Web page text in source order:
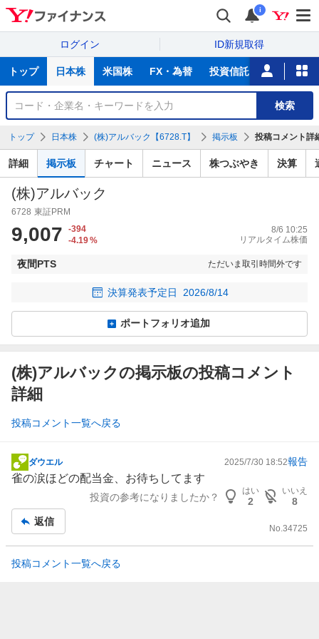
i
ログイン ID新規取得
サ
トップ 日本株 米国株 FX・為替 投資信託 ニュース
銘
検
索
検索
トップ 日本株 (株)アルバック【6728.T】 掲示板 投稿コメント詳
詳細 掲示板 チャート ニュース 株つぶやき 決算
(株)アルバック
6728 東証PRM
9,007
-394
-4.19%
8/6 10:25
リアルタイム株価
夜間PTS ただいま取引時間外です
決算発表予定日 2026/8/14
ポートフォリオ追加
(株)アルバックの掲示板の投稿コメント
詳細
投稿コメント一覧へ戻る
掲
示
事
ダウエル 2025/7/30 18:52報告
雀の涙ほどの配当金、お待ちしてます
投資の参考になりましたか？
はい
2
いいえ
8
返信
No.34725
投稿コメント一覧へ戻る